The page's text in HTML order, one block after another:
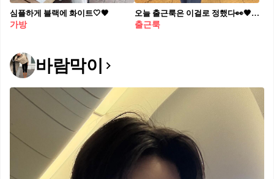
심플하게 블랙에 화이트🤍🖤
가방
오늘 출근룩은 이걸로 정했다👀🖤 실패할 수가 없는 블레이저&데님👖브라운 빅백까지 더해👜
출근룩
바람막이